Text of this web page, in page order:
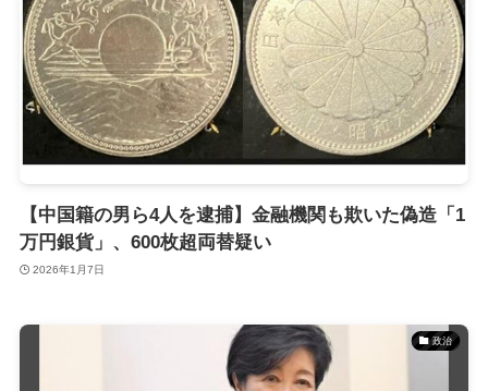
【中国籍の男ら4人を逮捕】金融機関も欺いた偽造「1
万円銀貨」、600枚超両替疑い
2026年1月7日
政治